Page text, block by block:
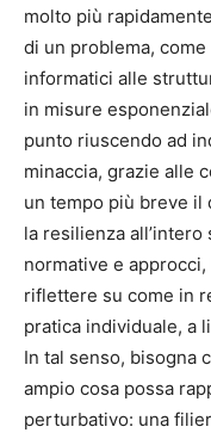
molto più
di un problema,
informatici alle
in misure
punto riuscendo ad
minaccia, grazie alle
un tempo più breve il
la resilienza
normative e approcci,
riflettere su come in
pratica individuale, a
In tal senso, bisogna
ampio cosa possa
perturbativo: una